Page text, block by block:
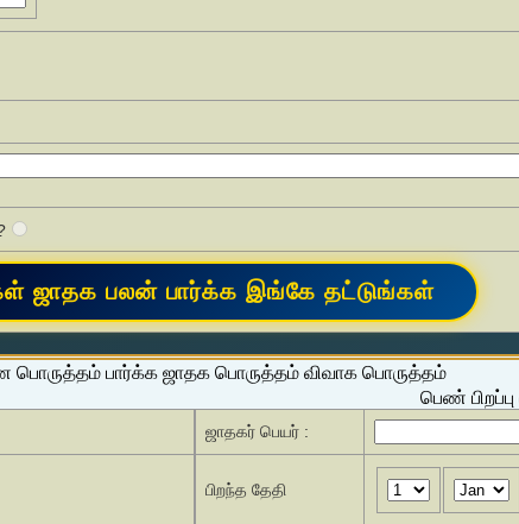
பொருத்தம் பார்க்க ஜாதக பொருத்தம் விவாக பொருத்தம்
பெண்
ஜாதகர் பெயர் :
பிறந்த தேதி